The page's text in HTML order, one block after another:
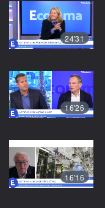
24'31
16'26
16'16